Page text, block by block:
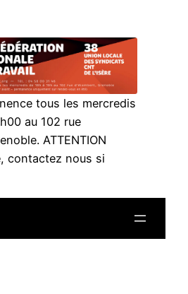
tous les mercredis
au 102 rue
ATTENTION
contactez nous si